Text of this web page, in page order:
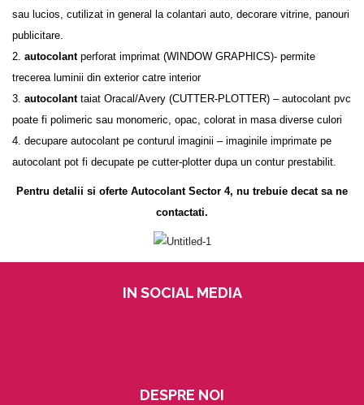
sau lucios, cutilizat in general la colantari auto, decorare vitrine, panouri
publicitare.
2. autocolantperforat imprimat (WINDOW GRAPHICS)- permite
trecerea luminii din exterior catre interior
3. autocolanttaiat Oracal/Avery (CUTTER-PLOTTER) – autocolant pvc
poate fi polimeric sau monomeric, opac, colorat in masa diverse culori
4. decupare autocolant pe conturul imaginii – imaginile imprimate pe
autocolant pot fi decupate pe cutter-plotter dupa un contur prestabilit.
Pentru detalii si oferte Autocolant Sector 4, nu trebuie decat sa ne
contactati.
IN SOCIAL MEDIA
DESPRE NOI